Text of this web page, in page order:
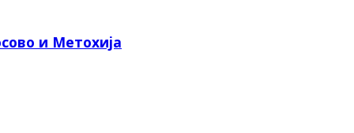
и Метохија